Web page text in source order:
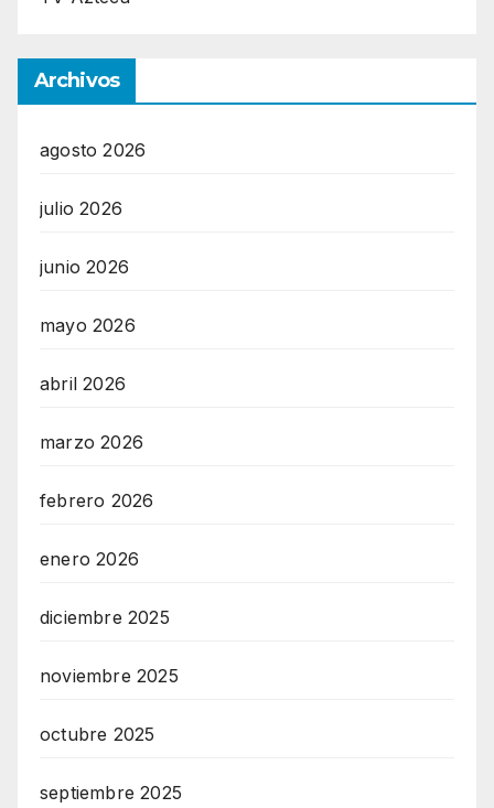
Archivos
agosto 2026
julio 2026
junio 2026
mayo 2026
abril 2026
marzo 2026
febrero 2026
enero 2026
diciembre 2025
noviembre 2025
octubre 2025
septiembre 2025